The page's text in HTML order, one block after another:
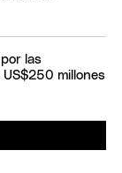
las
millones